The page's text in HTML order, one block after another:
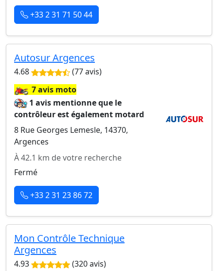
+33 2 31 71 50 44
Autosur Argences
4.68 (77 avis)
🏍️7 avis moto
1 avis mentionne que le
contrôleur est également motard
8 Rue Georges Lemesle, 14370,
Argences
À 42.1 km de votre recherche
Fermé
+33 2 31 23 86 72
Mon Contrôle Technique
Argences
4.93 (320 avis)